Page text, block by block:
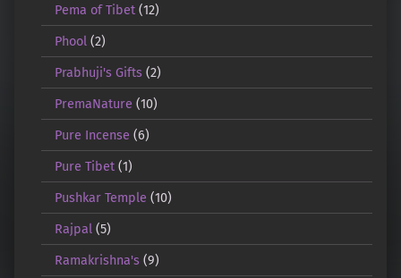
Pema of Tibet(12)
Phool(2)
Prabhuji's Gifts(2)
PremaNature (10)
Pure Incense (6)
Pure Tibet(1)
Pushkar Temple (10)
Rajpal(5)
Ramakrishna's(9)